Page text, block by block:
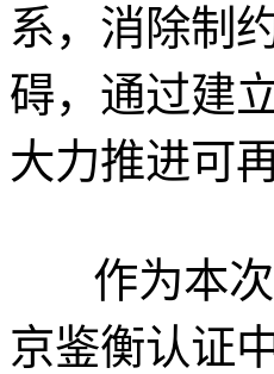
系，消除制
碍，通过建
大力推进可
作为本次
京鉴衡认证